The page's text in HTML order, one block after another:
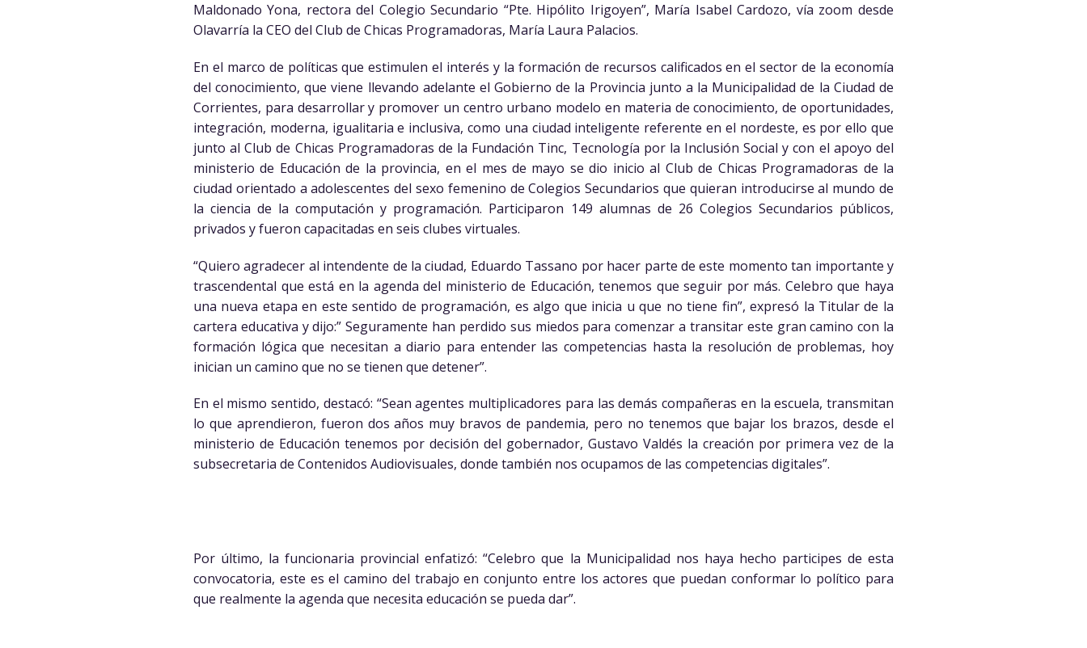
Maldonado Yona, rectora del Colegio Secundario “Pte. Hipólito Irigoyen”, María Isabel Cardozo, vía zoom desde
Olavarría la CEO del Club de Chicas Programadoras, María Laura Palacios.
En el marco de políticas que estimulen el interés y la formación de recursos calificados en el sector de la economía
del conocimiento, que viene llevando adelante el Gobierno de la Provincia junto a la Municipalidad de la Ciudad de
Corrientes, para desarrollar y promover un centro urbano modelo en materia de conocimiento, de oportunidades,
integración, moderna, igualitaria e inclusiva, como una ciudad inteligente referente en el nordeste, es por ello que
junto al Club de Chicas Programadoras de la Fundación Tinc, Tecnología por la Inclusión Social y con el apoyo del
ministerio de Educación de la provincia, en el mes de mayo se dio inicio al Club de Chicas Programadoras de la
ciudad orientado a adolescentes del sexo femenino de Colegios Secundarios que quieran introducirse al mundo de
la ciencia de la computación y programación. Participaron 149 alumnas de 26 Colegios Secundarios públicos,
privados y fueron capacitadas en seis clubes virtuales.
“Quiero agradecer al intendente de la ciudad, Eduardo Tassano por hacer parte de este momento tan importante y
trascendental que está en la agenda del ministerio de Educación, tenemos que seguir por más. Celebro que haya
una nueva etapa en este sentido de programación, es algo que inicia u que no tiene fin”, expresó la Titular de la
cartera educativa y dijo:” Seguramente han perdido sus miedos para comenzar a transitar este gran camino con la
formación lógica que necesitan a diario para entender las competencias hasta la resolución de problemas, hoy
inician un camino que no se tienen que detener”.
En el mismo sentido, destacó: “Sean agentes multiplicadores para las demás compañeras en la escuela, transmitan
lo que aprendieron, fueron dos años muy bravos de pandemia, pero no tenemos que bajar los brazos, desde el
ministerio de Educación tenemos por decisión del gobernador, Gustavo Valdés la creación por primera vez de la
subsecretaria de Contenidos Audiovisuales, donde también nos ocupamos de las competencias digitales”.
Por último, la funcionaria provincial enfatizó: “Celebro que la Municipalidad nos haya hecho participes de esta
convocatoria, este es el camino del trabajo en conjunto entre los actores que puedan conformar lo político para
que realmente la agenda que necesita educación se pueda dar”.